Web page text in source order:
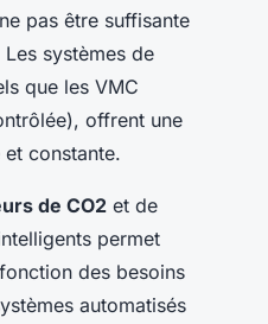
pas être suffisante
systèmes de
que les VMC
offrent une
constante.
de CO2 et de
permet
des besoins
automatisés